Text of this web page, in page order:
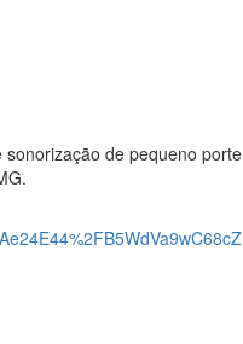
de pequeno